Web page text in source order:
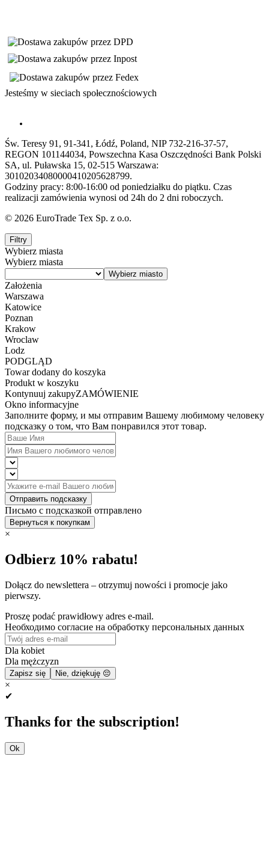
Jesteśmy w sieciach społecznościowych
Św. Teresy 91, 91-341, Łódź, Poland, NIP 732-216-37-57,
REGON 101144034, Powszechna Kasa Oszczędności Bank Polski
SA, ul. Puławska 15, 02-515 Warszawa:
30102034080000410205628799.
Godziny pracy: 8:00-16:00 od poniedziałku do piątku. Czas
realizacji zamówienia wynosi od 24h do 2 dni roboczych.
© 2026 EuroTrade Tex Sp. z o.o.
Filtry
Wybierz miasta
Wybierz miasta
Założenia
Warszawa
Katowice
Poznan
Krakow
Wroclaw
Lodz
PODGLĄD
Towar dodany do koszyka
Produkt w koszyku
Kontynuuj zakupyZAMÓWIENIE
Okno informacyjne
Заполните форму, и мы отправим Вашему любимому человеку
подсказку о том, что Вам понравился этот товар.
Отправить подсказку
Письмо с подсказкой отправлено
Вернуться к покупкам
×
Odbierz 10% rabatu!
Dołącz do newslettera – otrzymuj nowości i promocje jako
pierwszy.
Proszę podać prawidłowy adres e-mail.
Необходимо согласие на обработку персональных данных
Dla kobiet
Dla mężczyzn
Zapisz się Nie, dziękuję 😔
×
✔
Thanks for the subscription!
Ok